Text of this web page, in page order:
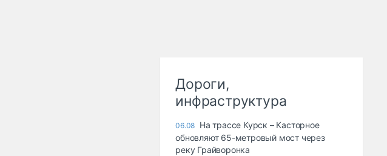
Дороги,
инфраструктура
06.08 На трассе Курск – Касторное
обновляют 65-метровый мост через
реку Грайворонка